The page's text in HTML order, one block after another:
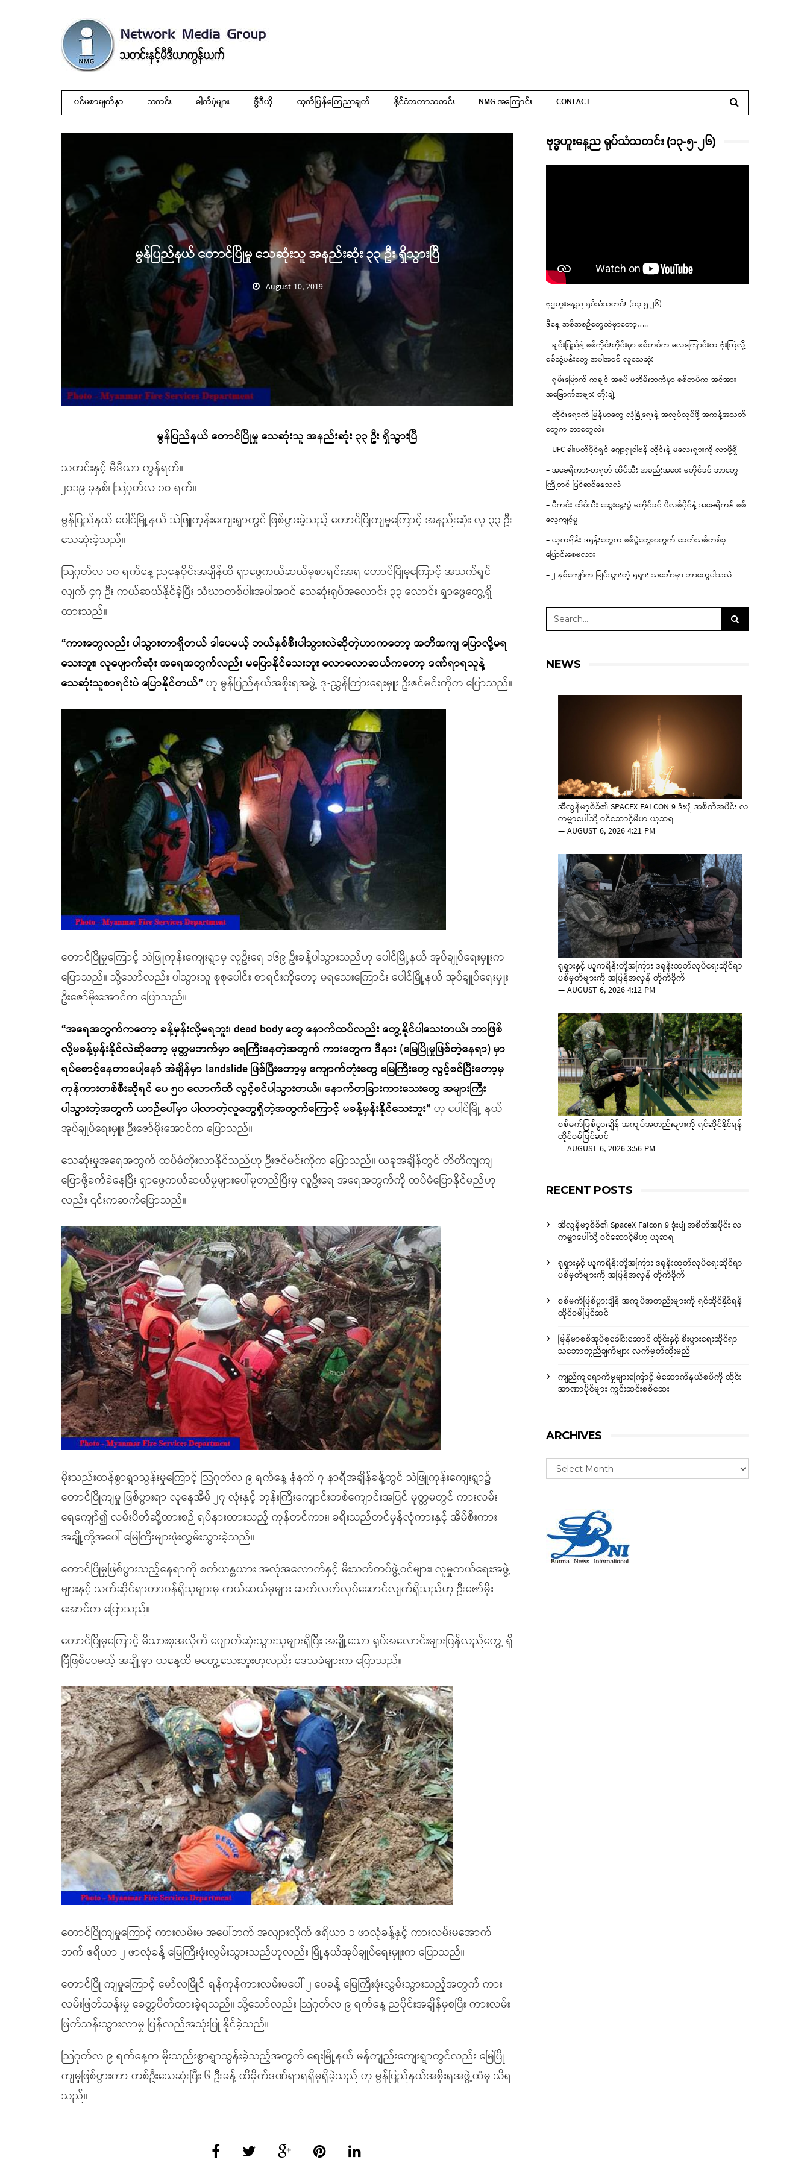
ပင်မစာမျက်နှာ သတင်း ဓါတ်ပုံများ ဗွီဒီယို ထုတ်ပြန်ကြေညာချက် နိုင်ငံတကာသတင်း NMG အကြောင်း CONTACT
မွန်ပြည်နယ် တောင်ပြိုမှု သေဆုံးသူ အနည်းဆုံး ၃၃ ဦး ရှိသွားပြီ
August 10, 2019
မွန်ပြည်နယ် တောင်ပြိုမှု သေဆုံးသူ အနည်းဆုံး ၃၃ ဦး ရှိသွားပြီ
သတင်းနှင့် မီဒီယာ ကွန်ရက်။
၂၀၁၉ ခုနှစ်၊ သြဂုတ်လ ၁၀ ရက်။
မွန်ပြည်နယ် ပေါင်မြို့နယ် သဲဖြူကုန်းကျေးရွာတွင် ဖြစ်ပွားခဲ့သည့် တောင်ပြိုကျမှုကြောင့် အနည်းဆုံး လူ ၃၃ ဦး
သေဆုံးခဲ့သည်။
သြဂုတ်လ ၁၀ ရက်နေ့ ညနေပိုင်းအချိန်ထိ ရှာဖွေကယ်ဆယ်မှုစာရင်းအရ တောင်ပြိုမှုကြောင့် အသက်ရှင်
လျက် ၄၇ ဦး ကယ်ဆယ်နိုင်ခဲ့ပြီး သံဃာတစ်ပါးအပါအဝင် သေဆုံးရုပ်အလောင်း ၃၃ လောင်း ရှာဖွေတွေ့ရှိ
ထားသည်။
“ကားတွေလည်း ပါသွားတာရှိတယ် ဒါပေမယ့် ဘယ်နှစ်စီးပါသွားလဲဆိုတဲ့ဟာကတော့ အတိအကျ ပြောလို့မရ
သေးဘူး၊ လူပျောက်ဆုံး အရေအတွက်လည်း မပြောနိုင်သေးဘူး လောလောဆယ်ကတော့ ဒဏ်ရာရသူနဲ့
သေဆုံးသူစာရင်းပဲ ပြောနိုင်တယ်” ဟု မွန်ပြည်နယ်အစိုးရအဖွဲ့ ဒု-ညွှန်ကြားရေးမှူး ဦးဇင်မင်းကိုက ပြောသည်။
တောင်ပြိုမှုကြောင့် သဲဖြူကုန်းကျေးရွာမှ လူဦးရေ ၁၆၉ ဦးခန့်ပါသွားသည်ဟု ပေါင်မြို့နယ် အုပ်ချုပ်ရေးမှူးက
ပြောသည်။ သို့သော်လည်း ပါသွားသူ စုစုပေါင်း စာရင်းကိုတော့ မရသေးကြောင်း ပေါင်မြို့နယ် အုပ်ချုပ်ရေးမှူး
ဦးဇော်မိုးအောင်က ပြောသည်။
“အရေအတွက်ကတော့ ခန့်မှန်းလို့မရဘူး၊ dead body တွေ နောက်ထပ်လည်း တွေ့နိုင်ပါသေးတယ်၊ ဘာဖြစ်
လို့မခန့်မှန်းနိုင်လဲဆိုတော့ မုတ္တမဘက်မှာ ရေကြီးနေတဲ့အတွက် ကားတွေက ဒီနား (မြေပြိုမှုဖြစ်တဲ့နေရာ) မှာ
ရပ်စောင့်နေတာပေါ့နော် အဲချိန်မှာ landslide ဖြစ်ပြီးတော့မှ ကျောက်တုံးတွေ မြေကြီးတွေ လွင့်စင်ပြီးတော့မှ
ကုန်ကားတစ်စီးဆိုရင် ပေ ၅၀ လောက်ထိ လွင့်စင်ပါသွားတယ်။ နောက်တခြားကားသေးတွေ အများကြီး
ပါသွားတဲ့အတွက် ယာဉ်ပေါ်မှာ ပါလာတဲ့လူတွေရှိတဲ့အတွက်ကြောင့် မခန့်မှန်းနိုင်သေးဘူး” ဟု ပေါင်မြို့ နယ်
အုပ်ချုပ်ရေးမှူး ဦးဇော်မိုးအောင်က ပြောသည်။
သေဆုံးမှုအရေအတွက် ထပ်မံတိုးလာနိုင်သည်ဟု ဦးဇင်မင်းကိုက ပြောသည်။ ယခုအချိန်တွင် တိတိကျကျ
ပြောဖို့ခက်ခဲနေပြီး ရှာဖွေကယ်ဆယ်မှုများပေါ်မူတည်ပြီးမှ လူဦးရေ အရေအတွက်ကို ထပ်မံပြောနိုင်မည်ဟု
လည်း ၎င်းကဆက်ပြောသည်။
မိုးသည်းထန်စွာရွာသွန်းမှုကြောင့် သြဂုတ်လ ၉ ရက်နေ့ နံနက် ၇ နာရီအချိန်ခန့်တွင် သဲဖြူကုန်းကျေးရွာ၌
တောင်ပြိုကျမှု ဖြစ်ပွားရာ လူနေအိမ် ၂၇ လုံးနှင့် ဘုန်းကြီးကျောင်းတစ်ကျောင်းအပြင် မုတ္တမတွင် ကားလမ်း
ရေကျော်၍ လမ်းပိတ်ဆို့ထားစဉ် ရပ်နားထားသည့် ကုန်တင်ကား၊ ခရီးသည်တင်မှန်လုံကားနှင့် အိမ်စီးကား
အချို့တို့အပေါ် မြေကြီးများဖုံးလွှမ်းသွားခဲ့သည်။
တောင်ပြိုမှုဖြစ်ပွားသည့်နေရာကို စက်ယန္တယား အလုံအလောက်နှင့် မီးသတ်တပ်ဖွဲ့ဝင်များ၊ လူမှုကယ်ရေးအဖွဲ့
များနှင့် သက်ဆိုင်ရာတာဝန်ရှိသူများမှ ကယ်ဆယ်မှုများ ဆက်လက်လုပ်ဆောင်လျက်ရှိသည်ဟု ဦးဇော်မိုး
အောင်က ပြောသည်။
တောင်ပြိုမှုကြောင့် မိသားစုအလိုက် ပျောက်ဆုံးသွားသူများရှိပြီး အချို့သော ရုပ်အလောင်းများပြန်လည်တွေ့ ရှိ
ပြီဖြစ်ပေမယ့် အချို့မှာ ယနေ့ထိ မတွေ့သေးဘူးဟုလည်း ဒေသခံများက ပြောသည်။
တောင်ပြိုကျမှုကြောင့် ကားလမ်းမ အပေါ်ဘက် အလျားလိုက် ဧရိယာ ၁ ဖာလုံခန့်နှင့် ကားလမ်းမအောက်
ဘက် ဧရိယာ ၂ ဖာလုံခန့် မြေကြီးဖုံးလွှမ်းသွားသည်ဟုလည်း မြို့နယ်အုပ်ချုပ်ရေးမှူးက ပြောသည်။
တောင်ပြို ကျမှုကြောင့် မော်လမြိုင်-ရန်ကုန်ကားလမ်းမပေါ် ၂ ပေခန့် မြေကြီးဖုံးလွှမ်းသွားသည့်အတွက် ကား
လမ်းဖြတ်သန်းမှု ခေတ္တပိတ်ထားခဲ့ရသည်။ သို့သော်လည်း သြဂုတ်လ ၉ ရက်နေ့ ညပိုင်းအချိန်မှစပြီး ကားလမ်း
ဖြတ်သန်းသွားလာမှု ပြန်လည်အသုံးပြု နိုင်ခဲ့သည်။
သြဂုတ်လ ၉ ရက်နေ့က မိုးသည်းစွာရွာသွန်းခဲ့သည့်အတွက် ရေးမြို့နယ် မန်ကျည်းကျေးရွာတွင်လည်း မြေပြို
ကျမှုဖြစ်ပွားကာ တစ်ဦးသေဆုံးပြီး ၆ ဦးခန့် ထိခိုက်ဒဏ်ရာရရှိမှုရှိခဲ့သည် ဟု မွန်ပြည်နယ်အစိုးရအဖွဲ့ထံမှ သိရ
သည်။
ဗုဒ္ဓဟူးနေ့ည ရုပ်သံသတင်း (၁၃-၅-၂၆)
ဗုဒ္ဓဟူးနေ့ည ရုပ်သံသတင်း (၁၃-၅-၂၆)
ဒီနေ့ အစီအစဉ်တွေထဲမှာတော့…..
– ချင်းပြည်နဲ့ စစ်ကိုင်းတိုင်းမှာ စစ်တပ်က လေကြောင်းက ဗုံးကြဲလို့
စစ်သုံ့ပန်းတွေ အပါအဝင် လူသေဆုံး
– ရှမ်းမြောက်-ကချင် အစပ် မဘိမ်းဘက်မှာ စစ်တပ်က အင်အား
အမြောက်အများ တိုးချဲ့
– ထိုင်းရောက် မြန်မာတွေ လုံခြုံရေးနဲ့ အလုပ်လုပ်ဖို့ အကန့်အသတ်
တွေက ဘာတွေလဲ။
– UFC ခါးပတ်ပိုင်ရှင် ဂျော့ရှူဝါဗန် ထိုင်းနဲ့ မလေးရှားကို လာဖို့ရှိ
– အမေရိကား-တရုတ် ထိပ်သီး အစည်းအဝေး မတိုင်ခင် ဘာတွေ
ကြိုတင် ပြင်ဆင်နေသလဲ
– ပီကင်း ထိပ်သီး ဆွေးနွေးပွဲ မတိုင်ခင် ဖိလစ်ပိုင်နဲ့ အမေရိကန် စစ်
လေ့ကျင့်မှု
– ယူကရိန်း ဒရုန်းတွေက စစ်ပွဲတွေအတွက် ခေတ်သစ်တစ်ခု
ပြောင်းစေမလား
– ၂ နှစ်ကျော်က မြုပ်သွားတဲ့ ရုရှား သင်္ဘောမှာ ဘာတွေပါသလဲ
NEWS
အီလွန်မာ့စ်ခ်၏ SPACEX FALCON 9 ဒုံးပျံ အစိတ်အပိုင်း လ
ကမ္ဘာပေါ်သို့ ဝင်ဆောင့်မိဟု ယူဆရ
—AUGUST 6, 2026 4:21 PM
ရုရှားနှင့် ယူကရိန်းတို့အကြား ဒရုန်းထုတ်လုပ်ရေးဆိုင်ရာ
ပစ်မှတ်များကို အပြန်အလှန် တိုက်ခိုက်
—AUGUST 6, 2026 4:12 PM
စစ်မက်ဖြစ်ပွားချိန် အကျပ်အတည်းများကို ရင်ဆိုင်နိုင်ရန်
ထိုင်ဝမ်ပြင်ဆင်
—AUGUST 6, 2026 3:56 PM
RECENT POSTS
အီလွန်မာ့စ်ခ်၏ SpaceX Falcon 9 ဒုံးပျံ အစိတ်အပိုင်း လ
ကမ္ဘာပေါ်သို့ ဝင်ဆောင့်မိဟု ယူဆရ
ရုရှားနှင့် ယူကရိန်းတို့အကြား ဒရုန်းထုတ်လုပ်ရေးဆိုင်ရာ
ပစ်မှတ်များကို အပြန်အလှန် တိုက်ခိုက်
စစ်မက်ဖြစ်ပွားချိန် အကျပ်အတည်းများကို ရင်ဆိုင်နိုင်ရန်
ထိုင်ဝမ်ပြင်ဆင်
မြန်မာစစ်အုပ်စုခေါင်းဆောင် ထိုင်းနှင့် စီးပွားရေးဆိုင်ရာ
သဘောတူညီချက်များ လက်မှတ်ထိုးမည်
ကျည်ကျရောက်မှုများကြောင့် မဲဆောက်နယ်စပ်ကို ထိုင်း
အာဏာပိုင်များ ကွင်းဆင်းစစ်ဆေး
ARCHIVES